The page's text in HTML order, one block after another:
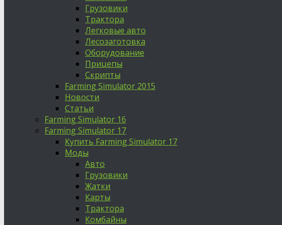
Грузовики
Трактора
Легковые авто
Лесозаготовка
Оборудование
Прицепы
Скрипты
Farming Simulator 2015
Новости
Статьи
Farming Simulator 16
Farming Simulator 17
Купить Farming Simulator 17
Моды
Авто
Грузовики
Жатки
Карты
Трактора
Комбайны